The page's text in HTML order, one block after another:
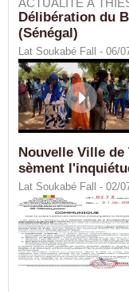
ACTUALITÉ À
Délibération du
(Sénégal)
Lat Soukabé Fall - 06/
Nouvelle Ville
sèment
Lat Soukabé Fall - 02/